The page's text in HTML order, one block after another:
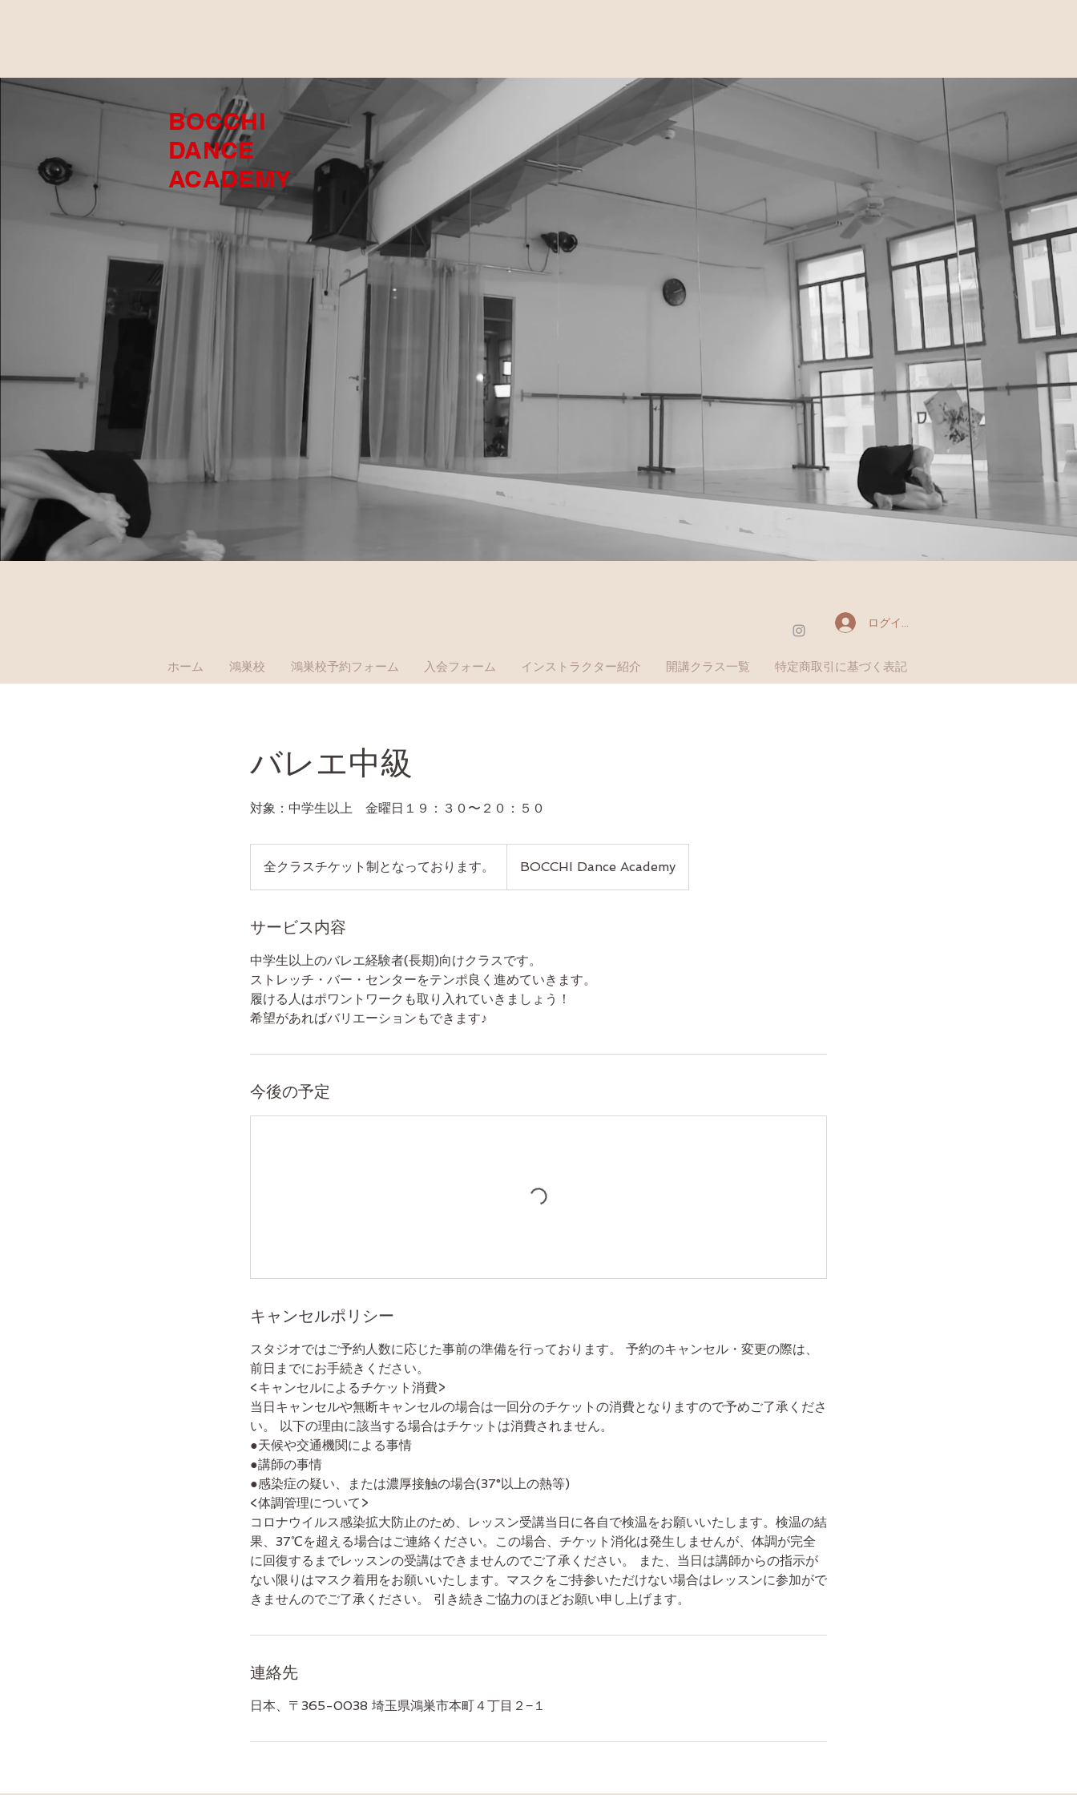
BOCCHI
DANCE
ACADEMY
ログイン
ホーム 鴻巣校 鴻巣校予約フォーム 入会フォーム インストラクター紹介 開講クラス一覧 特定商取引に基づく表記
バレエ中級
対象：中学生以上 金曜日１９：３０〜２０：５０
ト
な
て
お
り
ま
全クラスチケット制となっております。 BOCCHI Dance Academy
サービス内容
中学生以上のバレエ経験者(長期)向けクラスです。
ストレッチ・バー・センターをテンポ良く進めていきます。
履ける人はポワントワークも取り入れていきましょう！
希望があればバリエーションもできます♪
今後の予定
キャンセルポリシー
スタジオではご予約人数に応じた事前の準備を行っております。 予約のキャンセル・変更の際は、
前日までにお手続きください。
<キャンセルによるチケット消費>
当日キャンセルや無断キャンセルの場合は一回分のチケットの消費となりますので予めご了承くださ
い。 以下の理由に該当する場合はチケットは消費されません。
●天候や交通機関による事情
●講師の事情
●感染症の疑い、または濃厚接触の場合(37°以上の熱等)
<体調管理について>
コロナウイルス感染拡大防止のため、レッスン受講当日に各自で検温をお願いいたします。検温の結
果、37℃を超える場合はご連絡ください。この場合、チケット消化は発生しませんが、体調が完全
に回復するまでレッスンの受講はできませんのでご了承ください。 また、当日は講師からの指示が
ない限りはマスク着用をお願いいたします。マスクをご持参いただけない場合はレッスンに参加がで
きませんのでご了承ください。 引き続きご協力のほどお願い申し上げます。
連絡先
日本、〒365-0038 埼玉県鴻巣市本町４丁目２−１